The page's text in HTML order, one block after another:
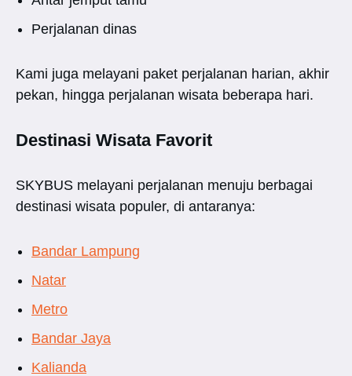
Perjalanan dinas
Kami juga melayani paket perjalanan harian, akhir
pekan, hingga perjalanan wisata beberapa hari.
Destinasi Wisata Favorit
SKYBUS melayani perjalanan menuju berbagai
destinasi wisata populer, di antaranya:
Bandar Lampung
Natar
Metro
Bandar Jaya
Kalianda